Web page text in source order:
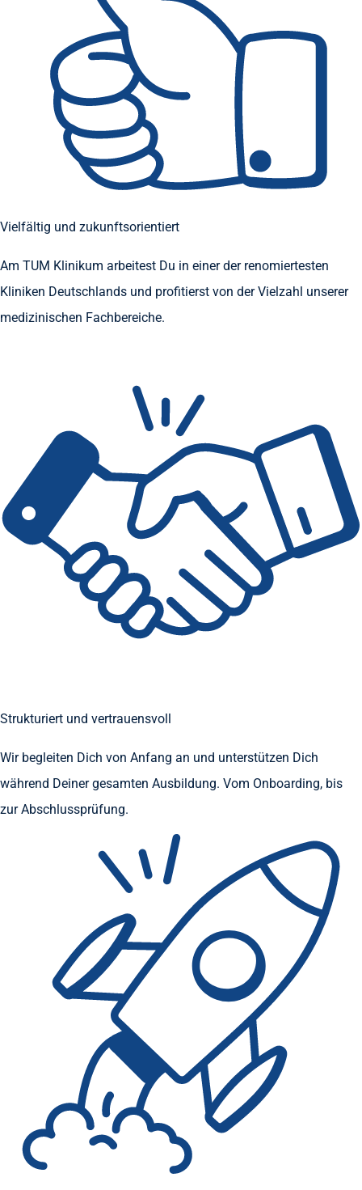
Vielfältig und zukunftsorientiert
Am TUM Klinikum arbeitest Du in einer der renomiertesten
Kliniken Deutschlands und profitierst von der Vielzahl unserer
medizinischen Fachbereiche.
Strukturiert und vertrauensvoll
Wir begleiten Dich von Anfang an und unterstützen Dich
während Deiner gesamten Ausbildung. Vom Onboarding, bis
zur Abschlussprüfung.